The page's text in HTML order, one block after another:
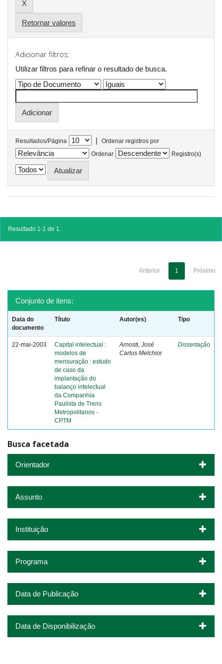
Retornar valores
Adicionar filtros:
Utilizar filtros para refinar o resultado de busca.
Resultados/Página |
Ordenar registros por
Ordenar
Registro(s)
Resultado 1-1 de 1.
Anterior 1 Próximo
Conjunto de itens:
Data do
documento
Título Autor(es) Tipo
22-mai-2003
Capital intelectual :
modelos de
mensuração : estudo
de caso da
implantação do
balanço intelectual
da Companhia
Paulista de Trens
Metropolitanos -
CPTM
Arnosti, José
Carlos Melchior
Dissertação
Busca facetada
Orientador
Assunto
Instituição
Programa
Data de Publicação
Data de Disponibilização